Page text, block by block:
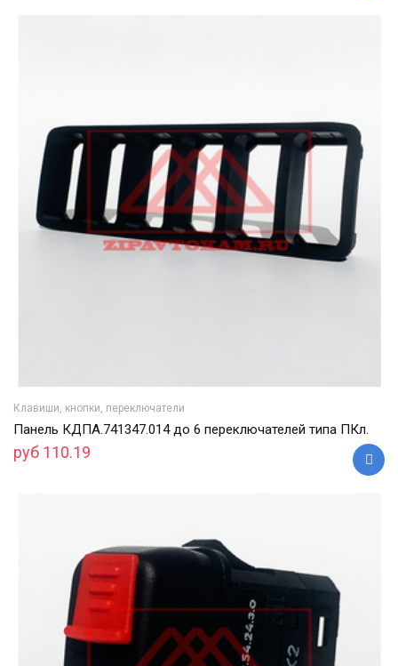
Клавиши, кнопки, переключатели
Панель КДПА.741347.014 до 6 переключателей типа ПКл.
руб 110.19